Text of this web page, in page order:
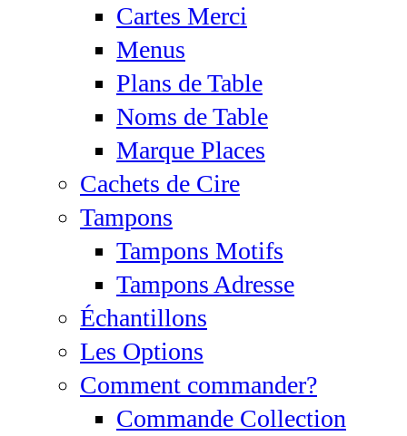
Cartes Merci
Menus
Plans de Table
Noms de Table
Marque Places
Cachets de Cire
Tampons
Tampons Motifs
Tampons Adresse
Échantillons
Les Options
Comment commander?
Commande Collection